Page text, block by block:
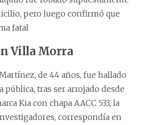
pero luego confirmó que
fatal
Villa Morra
de 44 años, fue hallado
pública, tras ser arrojado desde
Kia con chapa AACC 533, la
correspondía en